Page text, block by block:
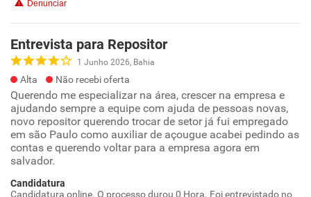
Denunciar
Entrevista para Repositor
1 Junho 2026, Bahia
Alta Não recebi oferta
Querendo me especializar na área, crescer na empresa e
ajudando sempre a equipe com ajuda de pessoas novas,
novo repositor querendo trocar de setor já fui empregado
em são Paulo como auxiliar de açougue acabei pedindo as
contas e querendo voltar para a empresa agora em
salvador.
Candidatura
Candidatura online. O processo durou 0 Hora. Foi entrevistado no